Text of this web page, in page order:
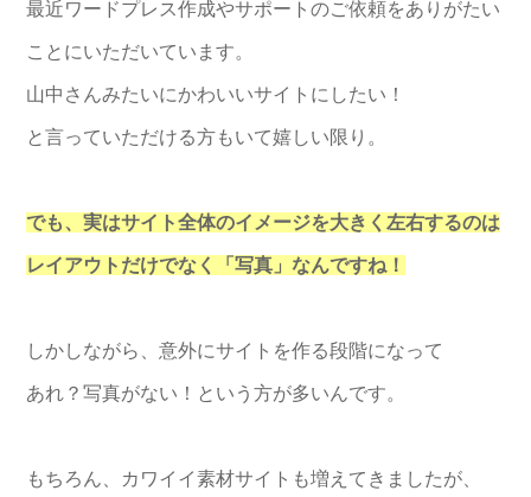
最近ワードプレス作成やサポートのご依頼をありがたい
ことにいただいています。
山中さんみたいにかわいいサイトにしたい！
と言っていただける方もいて嬉しい限り。
でも、実はサイト全体のイメージを大きく左右するのは
レイアウトだけでなく「写真」なんですね！
しかしながら、意外にサイトを作る段階になって
あれ？写真がない！という方が多いんです。
もちろん、カワイイ素材サイトも増えてきましたが、